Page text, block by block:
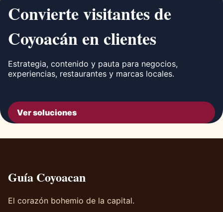
Convierte visitantes de
Coyoacán en clientes
Estrategia, contenido y pauta para negocios,
experiencias, restaurantes y marcas locales.
Ver soluciones
Guía Coyoacan
El corazón bohemio de la capital.